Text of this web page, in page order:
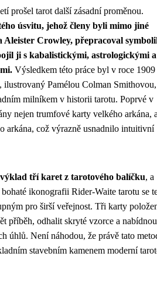
prošel tarot další zásadní proměnou.
úsvitu, jehož členy byli mimo jiné
Crowley, přepracoval
ji s kabalistickými, astrologickými a
Výsledkem této práce byl v roce 1909
Pamélou Colman Smithovou,
milníkem v historii tarotu. Poprvé v
nejen trumfové karty velkého arkána,
arkána, což výrazně usnadnilo intuitivní
tří karet z tarotového balíčku, a
ikonografii Rider-Waite tarotu se
pro širší veřejnost. Tři karty
příběh, odhalit skryté vzorce a
úhlů. Není náhodou, že právě tato
stavebním kamenem moderní